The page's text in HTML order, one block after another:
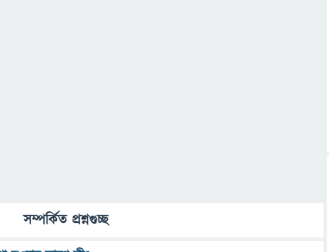
সম্পর্কিত প্রশ্নগুচ্ছ